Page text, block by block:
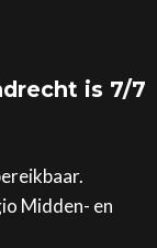
is 7/7
Midden- en